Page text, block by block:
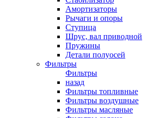
Амортизаторы
Рычаги и опоры
Ступица
Шрус, вал приводной
Пружины
Детали полуосей
Фильтры
Фильтры
назад
Фильтры топливные
Фильтры воздушные
Фильтры масляные